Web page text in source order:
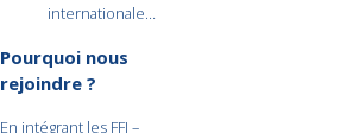
internationale…
Pourquoi nous
rejoindre ?
En intégrant les FFI –